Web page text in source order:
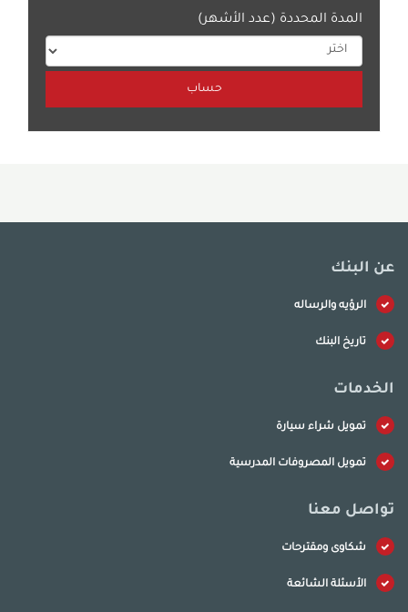
المدة المحددة (عدد الأشهر)
عن البنك
الرؤيه والرساله
تاريخ البنك
الخدمات
تمويل شراء سيارة
تمويل المصروفات المدرسية
تواصل معنا
شكاوى ومقترحات
الأسئلة الشائعة